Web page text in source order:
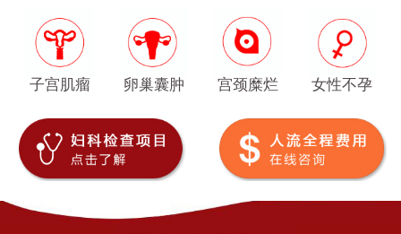
子宫肌瘤 卵巢囊肿 宫颈糜烂 女性不孕